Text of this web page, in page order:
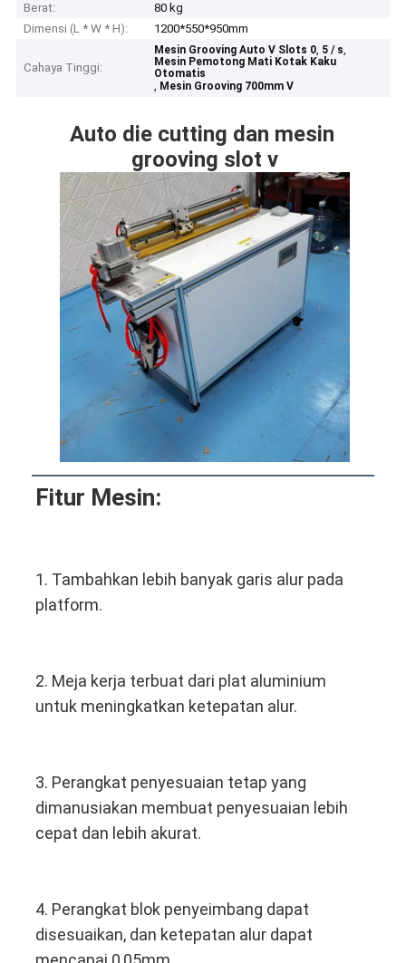
Berat:
80 kg
Dimensi (L * W * H):
1200*550*950mm
Cahaya Tinggi:
Mesin Grooving Auto V Slots 0, 5 / s,
Mesin Pemotong Mati Kotak Kaku
Otomatis
, Mesin Grooving 700mm V
Auto die cutting dan mesin
grooving slot v
Fitur Mesin:
1. Tambahkan lebih banyak garis alur pada
platform.
2. Meja kerja terbuat dari plat aluminium
untuk meningkatkan ketepatan alur.
3. Perangkat penyesuaian tetap yang
dimanusiakan membuat penyesuaian lebih
cepat dan lebih akurat.
4. Perangkat blok penyeimbang dapat
disesuaikan, dan ketepatan alur dapat